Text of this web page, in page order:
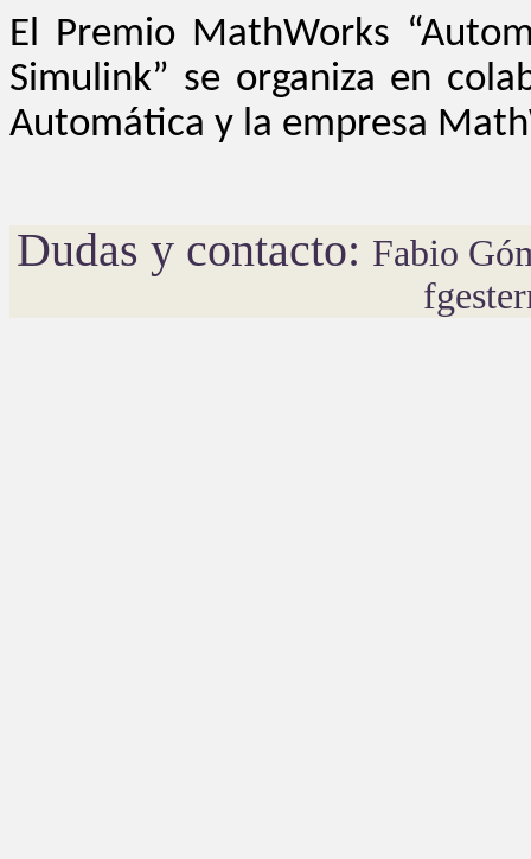
El Premio MathWorks
Simulink” se organiza en
Automática y la empresa
Dudas y contacto: Fabio